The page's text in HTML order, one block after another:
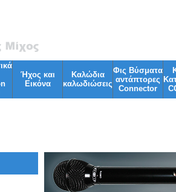
Ήχος και
Εικόνα
Kαλώδια
καλωδιώσεις
Φις Βύσματα
αντάπτορες
Connector